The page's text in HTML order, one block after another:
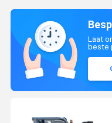
Laat
beste